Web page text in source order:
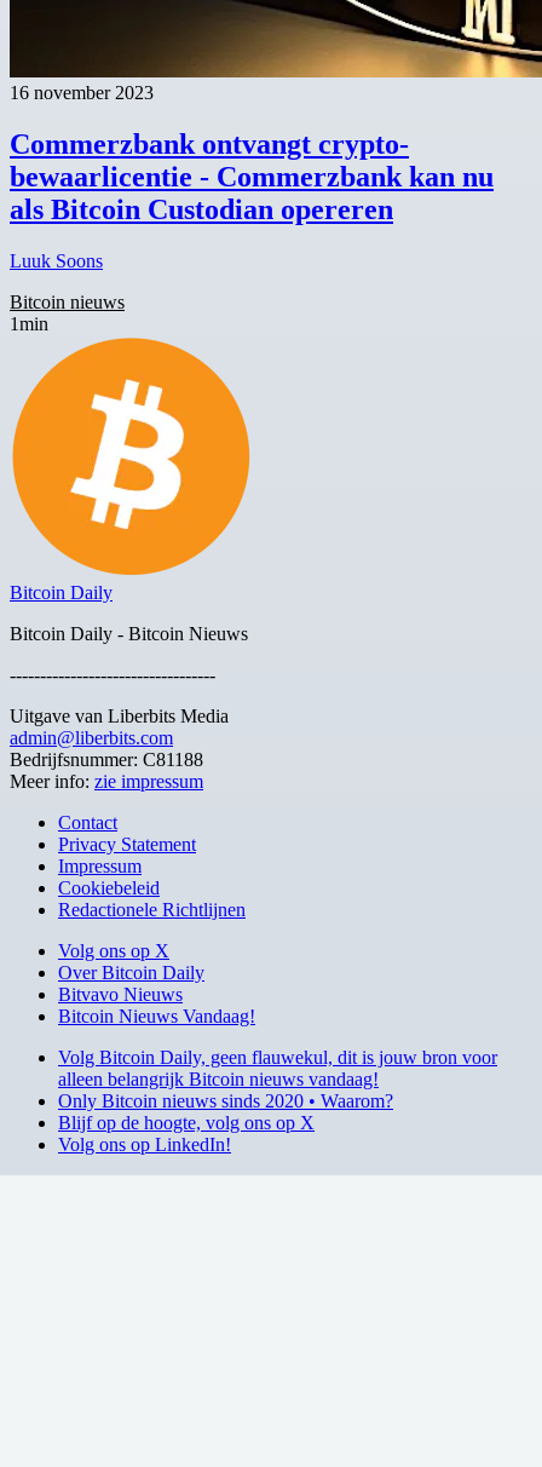
16 november 2023
Commerzbank ontvangt crypto-
bewaarlicentie - Commerzbank kan nu
als Bitcoin Custodian opereren
Luuk Soons
Bitcoin nieuws
1min
Bitcoin Daily
Bitcoin Daily - Bitcoin Nieuws
----------------------------------
Uitgave van Liberbits Media
admin@liberbits.com
Bedrijfsnummer: C81188
Meer info: zie impressum
Contact
Privacy Statement
Impressum
Cookiebeleid
Redactionele Richtlijnen
Volg ons op X
Over Bitcoin Daily
Bitvavo Nieuws
Bitcoin Nieuws Vandaag!
Volg Bitcoin Daily, geen flauwekul, dit is jouw bron voor
alleen belangrijk Bitcoin nieuws vandaag!
Only Bitcoin nieuws sinds 2020 • Waarom?
Blijf op de hoogte, volg ons op X
Volg ons op LinkedIn!